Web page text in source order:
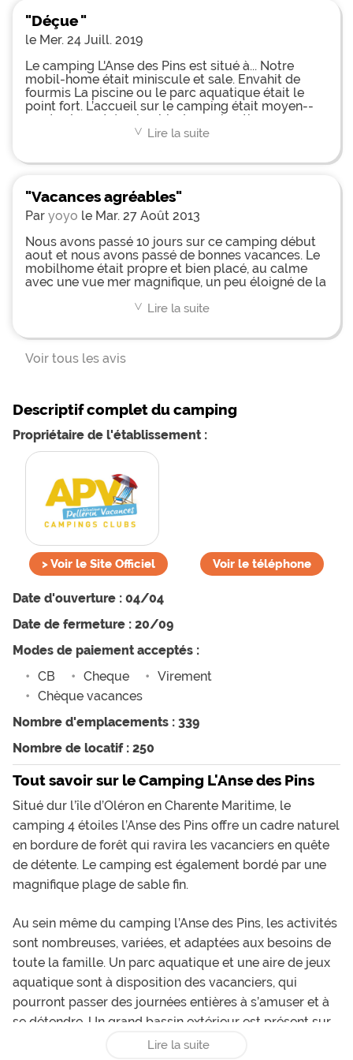
devient de la gadoue. Pour accéder à la piscine et
à l'aire de jeux il faut traverser une route... La
sécurité du camping 0 tout le monde peut y
accéder comme bon lui semble. En conclusion
jamais je ne repayerai aussi cher pour une telle
prestation qui ne vaut pas plus qu'un 3*
"Déçue "
le Mer. 24 Juill. 2019
Le camping L'Anse des Pins est situé à... Notre
mobil-home était miniscule et sale. Envahit de
fourmis La piscine ou le parc aquatique était le
point fort. L’accueil sur le camping était moyen--
pas toujours très aimable. Les animations ça
allaient. Le club enfant nous l'avons pas tester.
y être pour 9h15 et notre plus petit a 3 ans et demi
< Lire la suite
"Vacances agréables"
Par yoyo le Mar. 27 Août 2013
Nous avons passé 10 jours sur ce camping début
aout et nous avons passé de bonnes vacances. Le
mobilhome était propre et bien placé, au calme
avec une vue mer magnifique, un peu éloigné de la
entre les deux. Leparc aquatique est très bien pour
camping possède sa supérette. Dans son
je qualifierais le camping d'un bon 3* plutôt que
< Lire la suite
Voir tous les avis
Descriptif complet du camping
Propriétaire de l'établissement :
>Voir le Site Officiel Voir le téléphone
Date d'ouverture : 04/04
Date de fermeture : 20/09
Modes de paiement acceptés :
CB
Cheque
Virement
Chèque vacances
Nombre d'emplacements : 339
Nombre de locatif : 250
Tout savoir sur le Camping L'Anse des Pins
Situé dur l’île d’Oléron en Charente Maritime, le
camping 4 étoiles l’Anse des Pins offre un cadre naturel
en bordure de forêt qui ravira les vacanciers en quête
de détente. Le camping est également bordé par une
magnifique plage de sable fin.
Au sein même du camping l’Anse des Pins, les activités
sont nombreuses, variées, et adaptées aux besoins de
toute la famille. Un parc aquatique et une aire de jeux
aquatique sont à disposition des vacanciers, qui
pourront passer des journées entières à s’amuser et à
se détendre. Un grand bassin extérieur est présent sur
cet espace aquatique, et il dispose d’une pataugeoire
Lire la suite